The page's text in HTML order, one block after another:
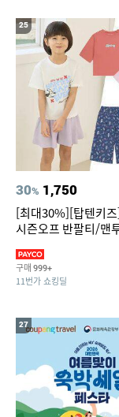
25
30% 1,750
[최대30%][탑텐키
시즌오프 반팔티/맨
구매 999+
11번가 쇼킹딜
27